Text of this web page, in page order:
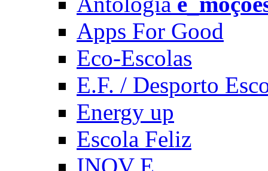
Apps For Good
Eco-Escolas
E.F. / Desporto
Energy up
Escola Feliz
INOV E